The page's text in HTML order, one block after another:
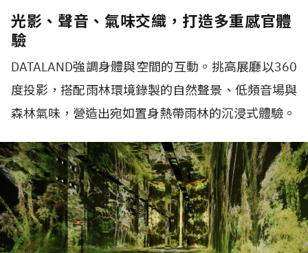
光影、聲音、氣味交織，打造多重感官體
驗
DATALAND強調身體與空間的互動。挑高展廳以360
度投影，搭配雨林環境錄製的自然聲景、低頻音場與
森林氣味，營造出宛如置身熱帶雨林的沉浸式體驗。